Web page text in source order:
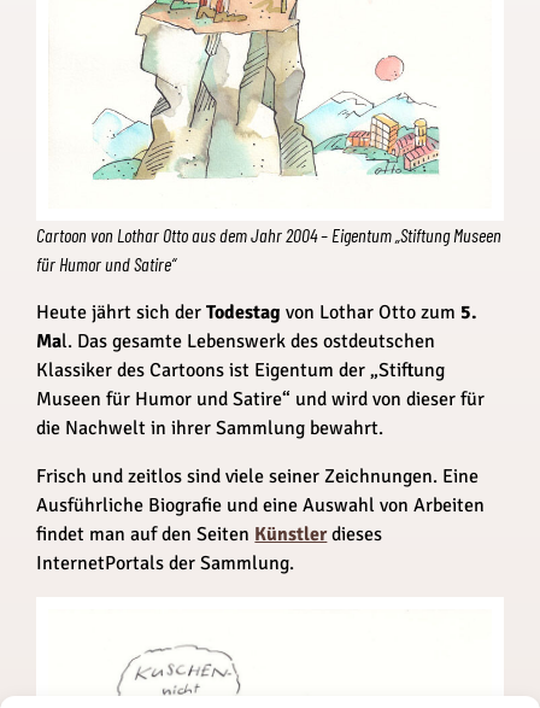
Cartoon von Lothar Otto aus dem Jahr 2004 – Eigentum „Stiftung Museen
für Humor und Satire“
Heute jährt sich derTodestagvon Lothar Otto zum 5.
Mal. Das gesamte Lebenswerk des ostdeutschen
Klassiker des Cartoons ist Eigentum der „Stiftung
Museen für Humor und Satire“ und wird von dieser für
die Nachwelt in ihrer Sammlung bewahrt.
Frisch und zeitlos sind viele seiner Zeichnungen. Eine
Ausführliche Biografie und eine Auswahl von Arbeiten
findet man auf den Seiten Künstlerdieses
InternetPortals der Sammlung.